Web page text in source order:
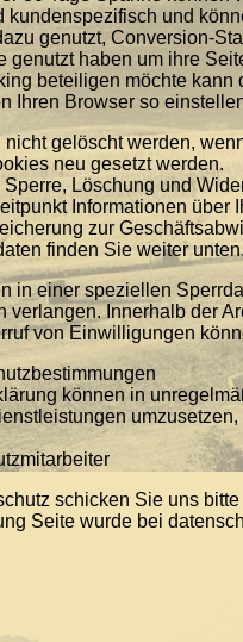
kundenspezifisch und
genutzt, Conversion-
genutzt haben um ihre
beteiligen möchte
Ihren Browser so
gelöscht werden,
neu gesetzt werden.
Löschung und
Informationen
zur
finden Sie weiter
in einer speziellen
verlangen. Innerhalb der
von Einwilligungen
können in
schicken Sie uns
Seite wurde bei